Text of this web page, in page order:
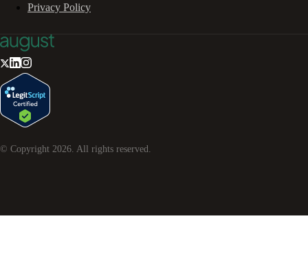
Privacy Policy
© Copyright 2026 . All rights reserved.